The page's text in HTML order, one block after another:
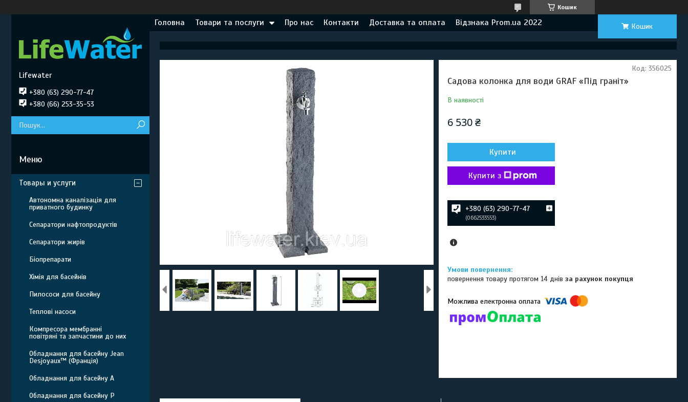
Кошик
Головна Товари та послуги Про нас Контакти Доставка та оплата Відзнака Prom.ua 2022 Кошик
Садова колонка для води GRAF «Під граніт»
В наявності
Код: 356025
6 530 ₴
Купити
Купити з
+380 (63) 290-77-47
0662533553
повернення товару протягом 14 днівза рахунок покупця
Lifewater
+380 (63) 290-77-47
+380 (66) 253-35-53
Товары и услуги
Автономна каналізація для
приватного будинку
Сепаратори нафтопродуктів
Сепаратори жирів
Біопрепарати
Хімія для басейнів
Пилососи для басейну
Теплові насоси
Компресора мембранні
повітряні та запчастини до них
Обладнання для басейну Jean
Desjoyaux™ (Франція)
Обладнання для басейну A
Обладнання для басейну P